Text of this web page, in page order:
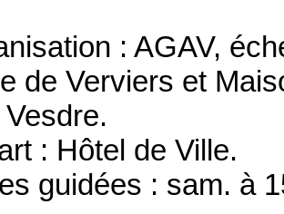
: AGAV,
de Verviers et
: Hôtel de Ville.
guidées : sam. à